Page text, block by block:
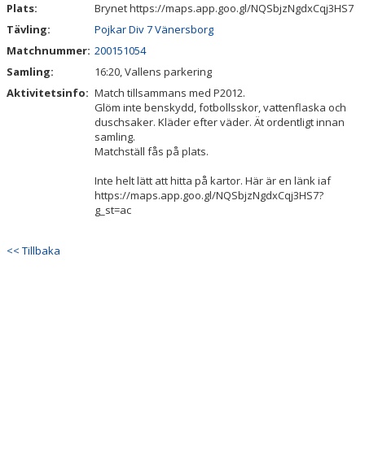
BILDGALLERI
KONTAKT
Plats:
Brynet https://maps.app.goo.gl/NQSbjzNgdxCqj3HS7
Tävling:
Pojkar Div 7 Vänersborg
Matchnummer: 200151054
Samling:
16:20, Vallens parkering
Aktivitetsinfo: Match tillsammans med P2012.
Glöm inte benskydd, fotbollsskor, vattenflaska och
duschsaker. Kläder efter väder. Ät ordentligt innan
samling.
Matchställ fås på plats.
Inte helt lätt att hitta på kartor. Här är en länk iaf
https://maps.app.goo.gl/NQSbjzNgdxCqj3HS7?
g_st=ac
<< Tillbaka